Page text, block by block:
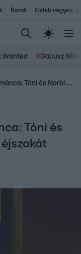
Randi Celeb vagyok,
Wanted #Gallusz
Révbe ért az edzők románca: Tóni és Norbi együtt töltötték az éjszakát
Tóni és